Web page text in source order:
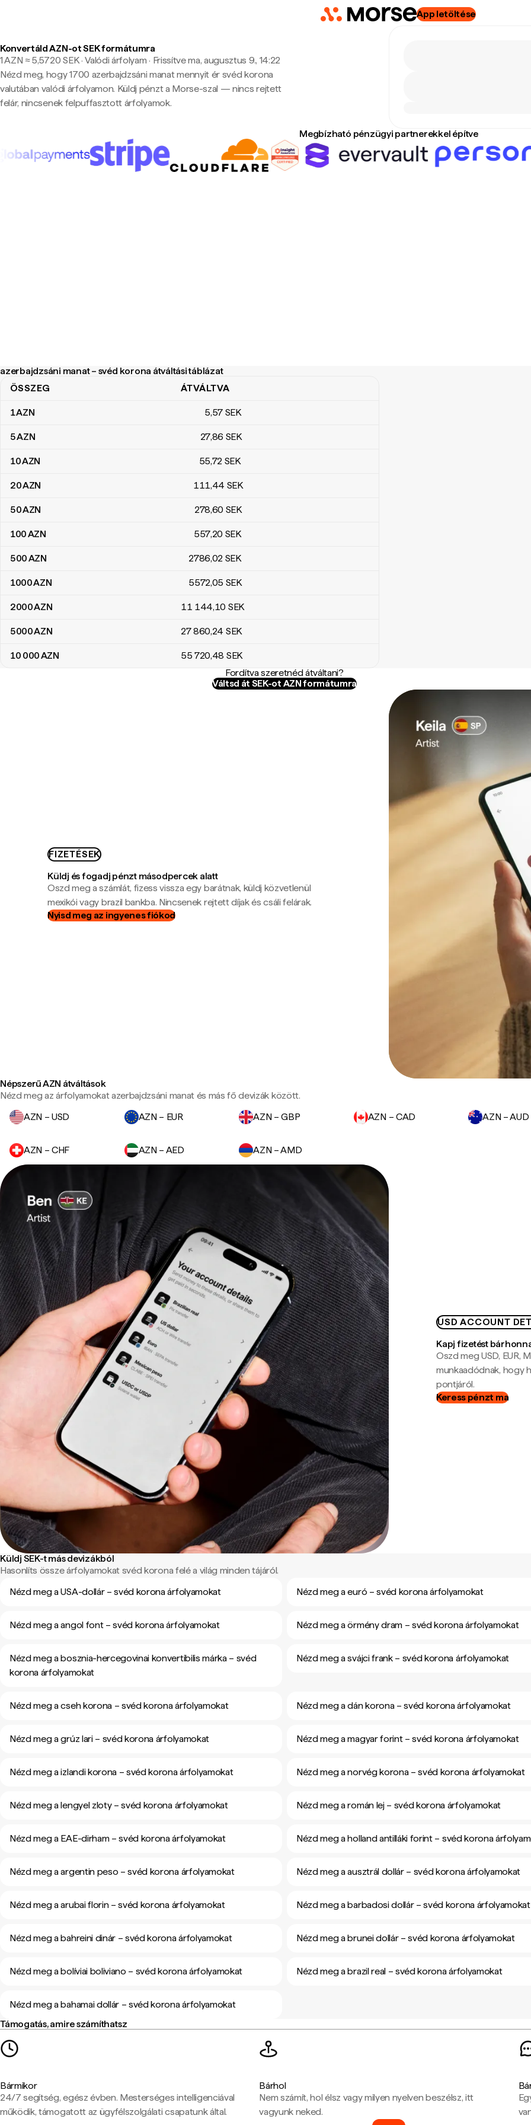
App letöltése
Konvertáld AZN-ot SEK formátumra
1 AZN ≈ 5,5720 SEK · Valódi árfolyam · Frissítve ma, augusztus 9., 14:22
Nézd meg, hogy 1700 azerbajdzsáni manat mennyit ér svéd korona
valutában valódi árfolyamon. Küldj pénzt a Morse-szal — nincs rejtett
felár, nincsenek felpuffasztott árfolyamok.
Megbízható pénzügyi partnerekkel építve
azerbajdzsáni manat – svéd korona átváltási táblázat
azerbajdzsáni manat – svéd korona átváltási táblázat
ÖSSZEG ÁTVÁLTVA
1AZN 5,57 SEK
5AZN 27,86 SEK
10AZN 55,72 SEK
20AZN 111,44 SEK
50AZN 278,60 SEK
100AZN 557,20 SEK
500AZN 2786,02 SEK
1000AZN 5572,05 SEK
2000AZN 11 144,10 SEK
5000AZN 27 860,24 SEK
10 000AZN 55 720,48 SEK
Fordítva szeretnéd átváltani?
Váltsd át SEK-ot AZN formátumra
FIZETÉSEK
Küldj és fogadj pénzt másodpercek alatt
Oszd meg a számlát, fizess vissza egy barátnak, küldj közvetlenül
mexikói vagy brazil bankba. Nincsenek rejtett díjak és csáli felárak.
Nyisd meg az ingyenes fiókod
Népszerű AZN átváltások
Nézd meg az árfolyamokat azerbajdzsáni manat és más fő devizák között.
AZN – USD
AZN – EUR AZN – GBP AZN – CAD AZN – AUD
AZN – CHF AZN – AED AZN – AMD
USD ACCOUNT
Kapj fizetést
Oszd meg USD, EUR,
munkaadódnak, hogy
pontjáról.
Keress pénzt ma
Küldj SEK-t más devizákból
Hasonlíts össze árfolyamokat svéd korona felé a világ minden tájáról.
Nézd meg a USA-dollár – svéd korona árfolyamokat
Nézd meg a euró – svéd korona árfolyamokat
Nézd meg a angol font – svéd korona árfolyamokat Nézd meg a örmény dram – svéd korona árfolyamokat
Nézd meg a bosznia-hercegovinai konvertibilis márka – svéd
korona árfolyamokat
Nézd meg a svájci frank – svéd korona árfolyamokat
Nézd meg a cseh korona – svéd korona árfolyamokat Nézd meg a dán korona – svéd korona árfolyamokat
Nézd meg a grúz lari – svéd korona árfolyamokat Nézd meg a magyar forint – svéd korona árfolyamokat
Nézd meg a izlandi korona – svéd korona árfolyamokat Nézd meg a norvég korona – svéd korona árfolyamokat
Nézd meg a lengyel zloty – svéd korona árfolyamokat Nézd meg a román lej – svéd korona árfolyamokat
Nézd meg a EAE-dirham – svéd korona árfolyamokat Nézd meg a holland antilláki forint – svéd korona
Nézd meg a argentin peso – svéd korona árfolyamokat Nézd meg a ausztrál dollár – svéd korona árfolyamokat
Nézd meg a arubai florin – svéd korona árfolyamokat Nézd meg a barbadosi dollár – svéd korona árfolyamokat
Nézd meg a bahreini dinár – svéd korona árfolyamokat Nézd meg a brunei dollár – svéd korona árfolyamokat
Nézd meg a bolíviai boliviano – svéd korona árfolyamokat Nézd meg a brazil real – svéd korona árfolyamokat
Nézd meg a bahamai dollár – svéd korona árfolyamokat
Támogatás, amire számíthatsz
Bármikor
24/7 segítség, egész évben. Mesterséges intelligenciával
működik, támogatott az ügyfélszolgálati csapatunk által.
Bárhol
Nem számít, hol élsz vagy milyen nyelven beszélsz, itt
vagyunk neked.